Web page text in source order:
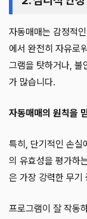
자동매매는 감정적
에서 완전히 자유로
그램을 탓하거나, 불
가 많습니다.
자동매매의 원칙을
특히, 단기적인 손실
의 유효성을 평가하
은 가장 강력한 무기
프로그램이 잘 작동